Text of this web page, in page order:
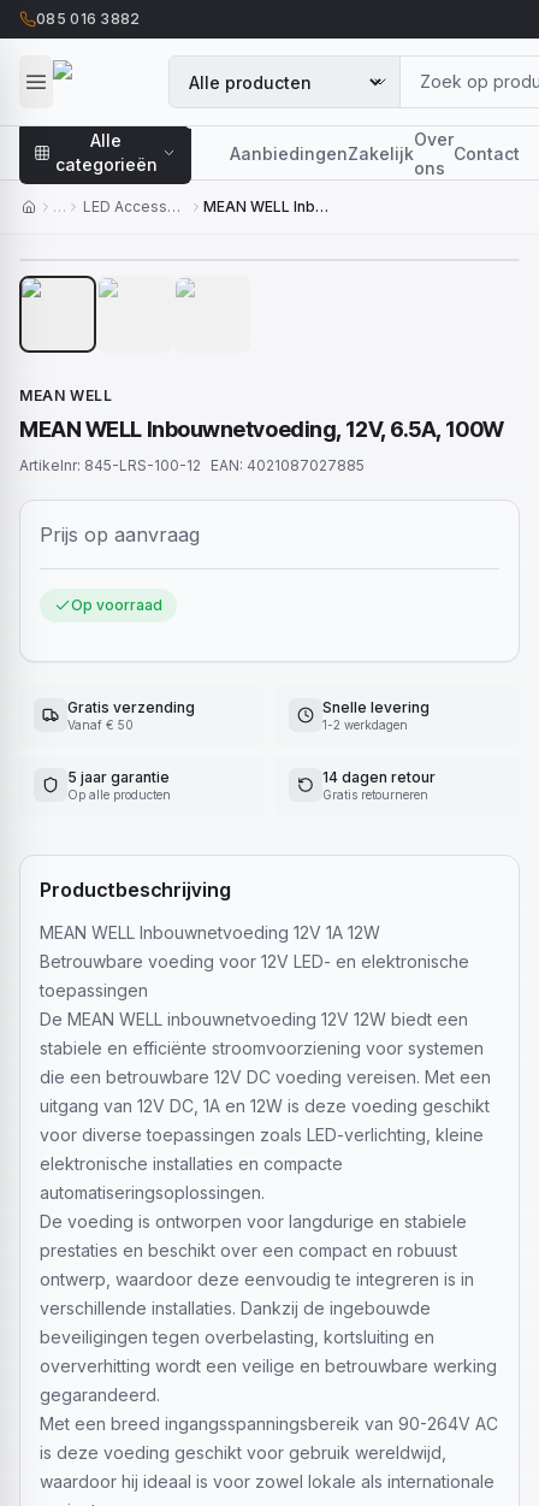
085 016 3882
Alle
categorieën
AanbiedingenZakelijk
Over
ons
Contact
… LED Accessoires
MEAN WELL Inbouwnetvoeding, 12V, 6.5A, 100W
MEAN WELL
MEAN WELL Inbouwnetvoeding, 12V, 6.5A, 100W
Artikelnr: 845-LRS-100-12 EAN: 4021087027885
Prijs op aanvraag
Op voorraad
Gratis verzending
Vanaf € 50
Snelle levering
1-2 werkdagen
5 jaar garantie
Op alle producten
14 dagen retour
Gratis retourneren
Productbeschrijving
MEAN WELL Inbouwnetvoeding 12V 1A 12W
Betrouwbare voeding voor 12V LED- en elektronische
toepassingen
De MEAN WELL inbouwnetvoeding 12V 12W biedt een
stabiele en efficiënte stroomvoorziening voor systemen
die een betrouwbare 12V DC voeding vereisen. Met een
uitgang van 12V DC, 1A en 12W is deze voeding geschikt
voor diverse toepassingen zoals LED-verlichting, kleine
elektronische installaties en compacte
automatiseringsoplossingen.
De voeding is ontworpen voor langdurige en stabiele
prestaties en beschikt over een compact en robuust
ontwerp, waardoor deze eenvoudig te integreren is in
verschillende installaties. Dankzij de ingebouwde
beveiligingen tegen overbelasting, kortsluiting en
oververhitting wordt een veilige en betrouwbare werking
gegarandeerd.
Met een breed ingangsspanningsbereik van 90-264V AC
is deze voeding geschikt voor gebruik wereldwijd,
waardoor hij ideaal is voor zowel lokale als internationale